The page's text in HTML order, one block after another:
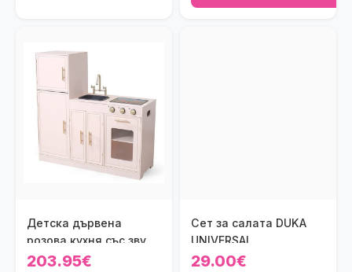
Детска дървена
розова кухня със звук
и светлени
203.95€
Сет за салата DUKA
UNIVERSAL
29.00€